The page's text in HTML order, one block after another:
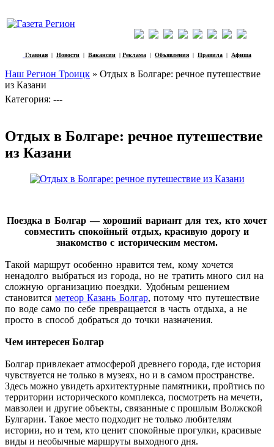
Главная | Новости | Вакансии | Реклама | Объявления | Правила | Афиша
Наш Регион Троицк » Отдых в Болгаре: речное путешествие
из Казани
Категория: ---
Отдых в Болгаре: речное путешествие
из Казани
Поездка в Болгар — хороший вариант для тех, кто хочет
совместить спокойный отдых, красивую дорогу и
знакомство с историческим местом.
Такой маршрут особенно нравится тем, кому хочется
ненадолго выбраться из города, но не тратить много сил на
сложную организацию поездки. Удобным решением
становится метеор Казань Болгар, потому что путешествие
по воде само по себе превращается в часть отдыха, а не
просто в способ добраться до точки назначения.
Чем интересен Болгар
Болгар привлекает атмосферой древнего города, где история
чувствуется не только в музеях, но и в самом пространстве.
Здесь можно увидеть архитектурные памятники, пройтись по
территории исторического комплекса, посмотреть на мечети,
мавзолеи и другие объекты, связанные с прошлым Волжской
Булгарии. Такое место подходит не только любителям
истории, но и тем, кто ценит спокойные прогулки, красивые
виды и необычные маршруты выходного дня.